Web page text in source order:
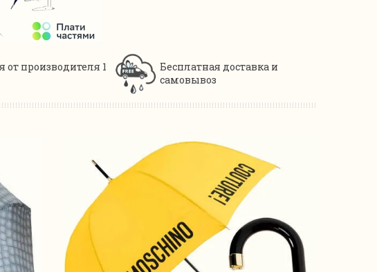
от производителя 1
Бесплатная доставка и
самовывоз